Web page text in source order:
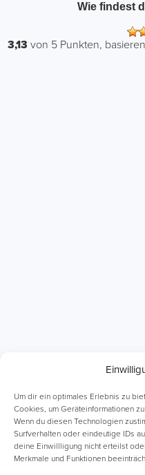
Um dir ein optimales Erlebnis zu
Cookies, um Geräteinformationen
Wenn du diesen Technologien
Surfverhalten oder eindeutige IDs
deine Einwillligung nicht erteilst
Merkmale und Funktionen
Wie findest
3,13 von 5 Punkten,
ABI